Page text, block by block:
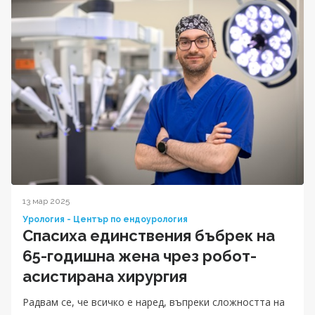
13 мар 2025
Урология - Център по ендоурология
Спасиха единствения бъбрек на
65-годишна жена чрез робот-
асистирана хирургия
Радвам се, че всичко е наред, въпреки сложността на